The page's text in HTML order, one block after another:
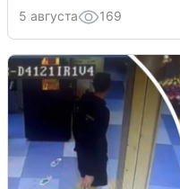
5 августа 169